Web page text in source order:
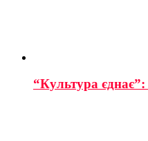
“Культура єднає”: